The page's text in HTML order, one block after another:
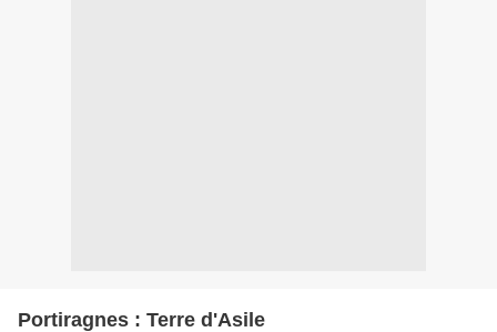
Portiragnes : Terre d'Asile